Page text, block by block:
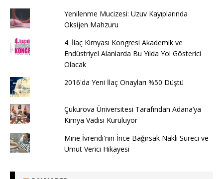
Yenilenme Mucizesi: Uzuv Kayıplarında
Oksijen Mahzuru
4. İlaç Kimyası Kongresi Akademik ve
Endüstriyel Alanlarda Bu Yılda Yol Gösterici
Olacak
2016'da Yeni İlaç Onayları %50 Düştü
Çukurova Üniversitesi Tarafından Adana’ya
Kimya Vadisi Kuruluyor
Mine İvrendi'nin İnce Bağırsak Nakli Süreci ve
Umut Verici Hikayesi